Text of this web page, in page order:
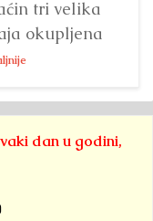
tri velika
okupljena
dan u godini,